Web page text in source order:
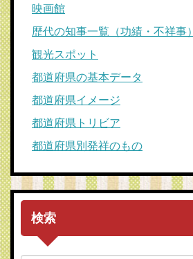
映画館
歴代の知事一覧（功績・不祥事）
観光スポット
都道府県の基本データ
都道府県イメージ
都道府県トリビア
都道府県別発祥のもの
検索